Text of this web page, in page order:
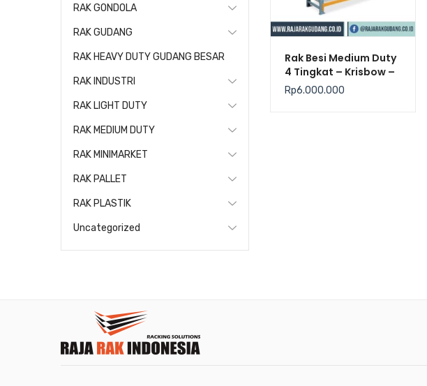
Rak Besi Medium Duty
4 Tingkat – Krisbow –
Kekuatan 500Kg /
Level
Rp6.000.000
RAK GONDOLA
RAK GUDANG
RAK HEAVY DUTY GUDANG BESAR
RAK INDUSTRI
RAK LIGHT DUTY
RAK MEDIUM DUTY
RAK MINIMARKET
RAK PALLET
RAK PLASTIK
Uncategorized